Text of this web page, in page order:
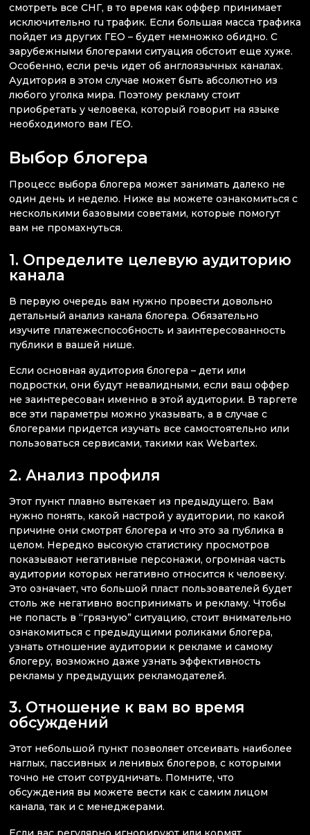
смотреть все СНГ, в то время как оффер принимает
исключительно ru трафик. Если большая масса трафика
пойдет из других ГЕО – будет немножко обидно. С
зарубежными блогерами ситуация обстоит еще хуже.
Особенно, если речь идет об англоязычных каналах.
Аудитория в этом случае может быть абсолютно из
любого уголка мира. Поэтому рекламу стоит
приобретать у человека, который говорит на языке
необходимого вам ГЕО.
Выбор блогера
Процесс выбора блогера может занимать далеко не
один день и неделю. Ниже вы можете ознакомиться с
несколькими базовыми советами, которые помогут
вам не промахнуться.
1. Определите целевую аудиторию
канала
В первую очередь вам нужно провести довольно
детальный анализ канала блогера. Обязательно
изучите платежеспособность и заинтересованность
публики в вашей нише.
Если основная аудитория блогера – дети или
подростки, они будут невалидными, если ваш оффер
не заинтересован именно в этой аудитории. В таргете
все эти параметры можно указывать, а в случае с
блогерами придется изучать все самостоятельно или
пользоваться сервисами, такими как Webartex.
2. Анализ профиля
Этот пункт плавно вытекает из предыдущего. Вам
нужно понять, какой настрой у аудитории, по какой
причине они смотрят блогера и что это за публика в
целом. Нередко высокую статистику просмотров
показывают негативные персонажи, огромная часть
аудитории которых негативно относится к человеку.
Это означает, что большой пласт пользователей будет
столь же негативно воспринимать и рекламу. Чтобы
не попасть в “грязную” ситуацию, стоит внимательно
ознакомиться с предыдущими роликами блогера,
узнать отношение аудитории к рекламе и самому
блогеру, возможно даже узнать эффективность
рекламы у предыдущих рекламодателей.
3. Отношение к вам во время
обсуждений
Этот небольшой пункт позволяет отсеивать наиболее
наглых, пассивных и ленивых блогеров, с которыми
точно не стоит сотрудничать. Помните, что
обсуждения вы можете вести как с самим лицом
канала, так и с менеджерами.